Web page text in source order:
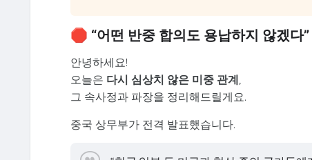
🛑 “어떤 반중 합의도 용납하지 않겠다”
안녕하세요!
오늘은 다시 심상치 않은 미중 관계,
그 속사정과 파장을 정리해드릴게요.
중국 상무부가 전격 발표했습니다.